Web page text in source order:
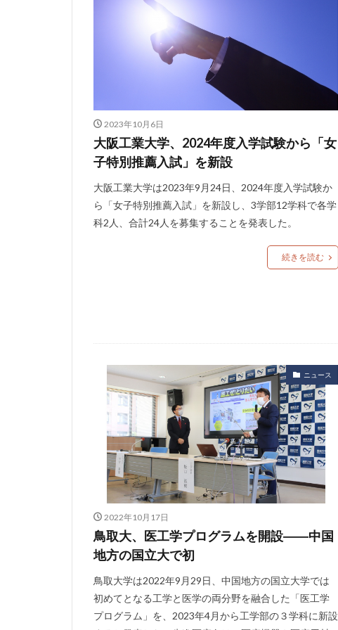
2023年10月6日
大阪工業大学、2024年度入学試験から「女
子特別推薦入試」を新設
大阪工業大学は2023年9月24日、2024年度入学試験か
ら「女子特別推薦入試」を新設し、3学部12学科で各学
科2人、合計24人を募集することを発表した。
続きを読む
ニュース
2022年10月17日
鳥取大、医工学プログラムを開設――中国
地方の国立大で初
鳥取大学は2022年9月29日、中国地方の国立大学では
初めてとなる工学と医学の両分野を融合した「医工学
プログラム」を、2023年4月から工学部の３学科に新設